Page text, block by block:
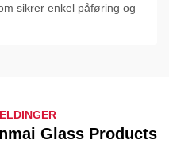
sikrer enkel påføring og
Glass Products